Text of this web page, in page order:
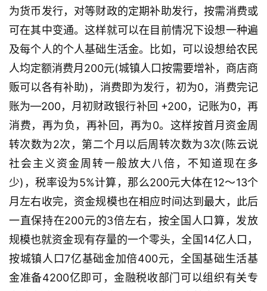
为货币发行，对等财政的定期补助发行，按需消费或
可在其中变通。这样就可以在目前情况下设想一种遍
及每个人的个人基础生活金。比如，可以设想给农民
人均定额消费月200元(城镇人口按需要增补，商店商
贩可以各有补助)，消费即为发行，初为0，消费完记
账为—200，月初财政银行补回 +200，记账为0，再
消费，再为负，再补回，再为0。这样按首月资金周
转次数为2次，第二个月以后周转次数为3次(陈云说
社会主义资金周转一般放大八倍，不知道现在多
少)，税率设为5%计算，那么200元大体在12～13个
月左右收完，资金规模也在相应时间达到最大，此后
一直保持在200元的3倍左右，按全国人口算，发放
规模也就资金现有存量的一个零头，全国14亿人口，
按城镇人口7亿基础金加倍400元，全国基础生活基
金准备4200亿即可，金融税收部门可以组织有关专